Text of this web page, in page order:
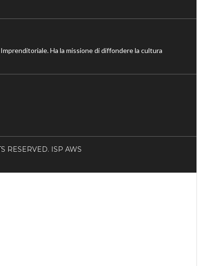
Ha la missione di diffondere la cultura
RESERVED. ISP AWS